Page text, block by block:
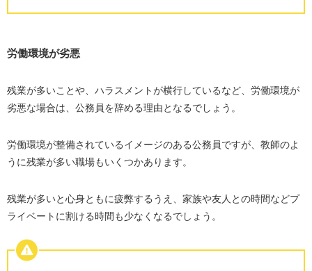
労働環境が劣悪
残業が多いことや、ハラスメントが横行しているなど、労働環境が
劣悪な場合は、公務員を辞める理由となるでしょう。
労働環境が整備されているイメージのある公務員ですが、教師のよ
うに残業が多い職場もいくつかあります。
残業が多いと心身ともに疲弊するうえ、家族や友人との時間などプ
ライベートに割ける時間も少なくなるでしょう。